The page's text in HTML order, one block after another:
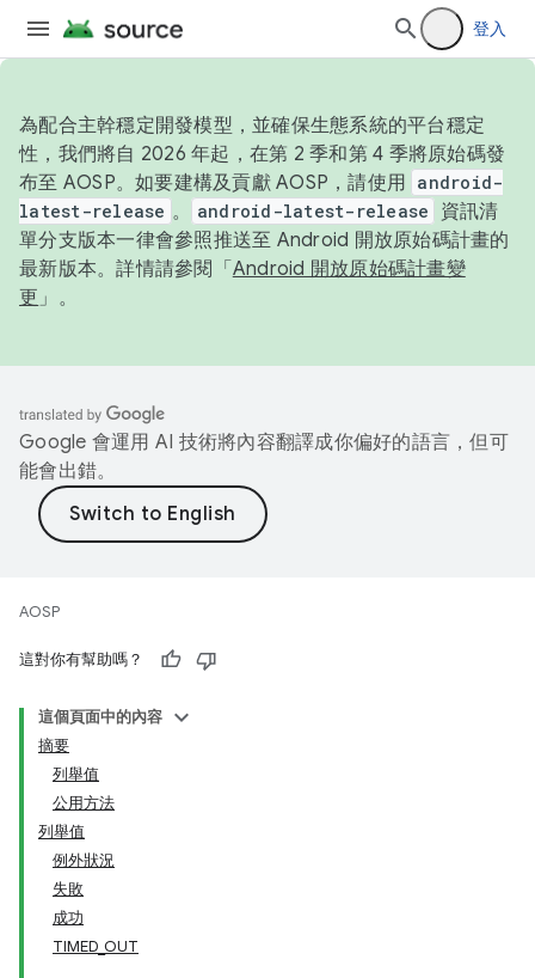
登入
為配合主幹穩定開發模型，並確保生態系統的平台穩定
性，我們將自 2026 年起，在第 2 季和第 4 季將原始碼發
布至 AOSP。如要建構及貢獻 AOSP，請使用 android-
latest-release 。 android-latest-release
資訊清
單分支版本一律會參照推送至 Android 開放原始碼計畫的
最新版本。詳情請參閱「 Android 開放原始碼計畫變
更 」。
Google 會運用 AI 技術將內容翻譯成你偏好的語言，但可
能會出錯。
AOSP
這對你有幫助嗎？
這個頁面中的內容
摘要
列舉值
公用方法
列舉值
例外狀況
失敗
成功
TIMED_OUT